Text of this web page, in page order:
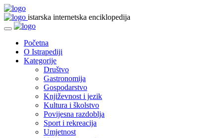
istarska internetska enciklopedija
Početna
O Istrapediji
Kategorije
Društvo
Gastronomija
Gospodarstvo
Književnost i jezik
Kultura i školstvo
Povijesna razdoblja
Sport i rekreacija
Umjetnost